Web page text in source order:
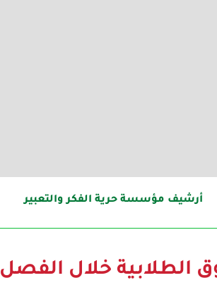
أرشيف مؤسسة حرية الفكر والتعبير
الطلابية خلال الفصل